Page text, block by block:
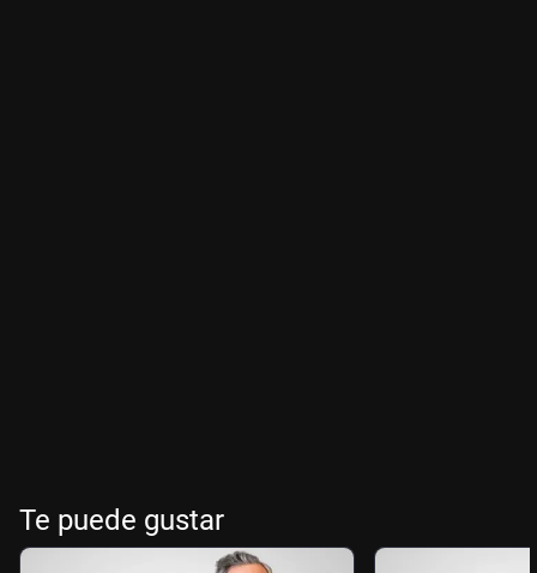
Te puede gustar